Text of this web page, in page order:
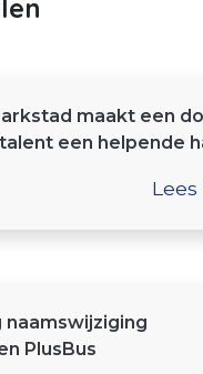
maakt een
een helpende
naamswijziging
PlusBus